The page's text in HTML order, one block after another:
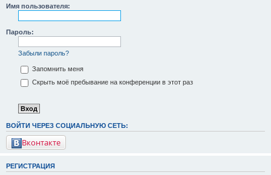
Имя пользователя:
Пароль:
Забыли пароль?
Запомнить меня
Скрыть моё пребывание на конференции в этот раз
ВОЙТИ ЧЕРЕЗ СОЦИАЛЬНУЮ СЕТЬ:
Вконтакте
РЕГИСТРАЦИЯ